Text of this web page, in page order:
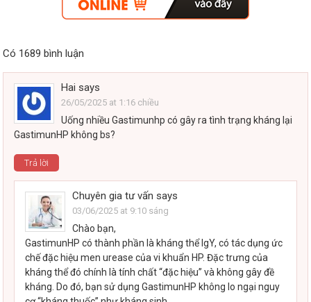
Có 1689 bình luận
Hai says
26/05/2025 at 1:16 chiều
Uống nhiều Gastimunhp có gây ra tình trạng kháng lại
GastimunHP không bs?
Trả lời
Chuyên gia tư vấn says
03/06/2025 at 9:10 sáng
Chào bạn,
GastimunHP có thành phần là kháng thể IgY, có tác dụng ức
chế đặc hiệu men urease của vi khuẩn HP. Đặc trưng của
kháng thể đó chính là tính chất “đặc hiệu” và không gây đề
kháng. Do đó, bạn sử dụng GastimunHP không lo ngại nguy